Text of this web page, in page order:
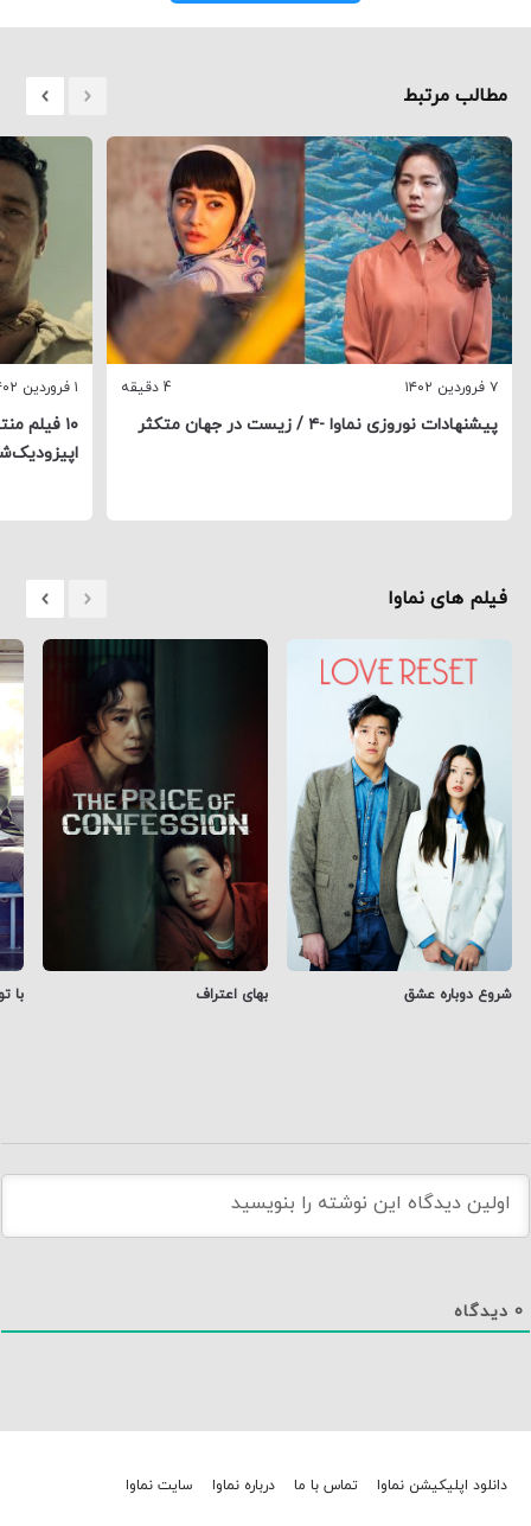
مطالب مرتبط
۷ فروردین ۱۴۰۲ 4 دقیقه
پیشنهادات نوروزی نماوا -۴ / زیست در جهان متکثر
۱ فروردین ۱۴۰۲
۱۰ فیلم
فیلم های نماوا
شروع دوباره عشق بهای اعتراف با
0 دیدگاه
دانلود اپلیکیشن نماوا تماس با ما درباره نماوا سایت نماوا